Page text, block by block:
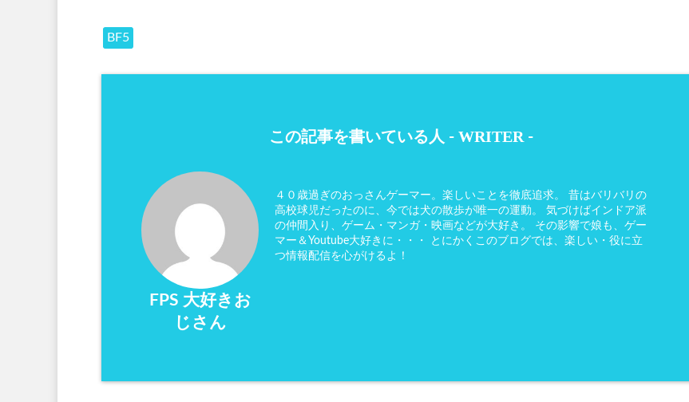
BF5
この記事を書いている人 - WRITER -
FPS 大好きお
じさん
４０歳過ぎのおっさんゲーマー。楽しいことを徹底追求。 昔はバリバリの
高校球児だったのに、今では犬の散歩が唯一の運動。 気づけばインドア派
の仲間入り、ゲーム・マンガ・映画などが大好き。 その影響で娘も、ゲー
マー＆Youtube大好きに・・・ とにかくこのブログでは、楽しい・役に立
つ情報配信を心がけるよ！